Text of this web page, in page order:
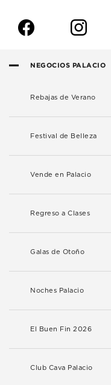
f i
NEGOCIOS PALACIO
Rebajas de Verano
Festival de Belleza
Vende en Palacio
Regreso a Clases
Galas de Otoño
Noches Palacio
El Buen Fin 2026
Club Cava Palacio